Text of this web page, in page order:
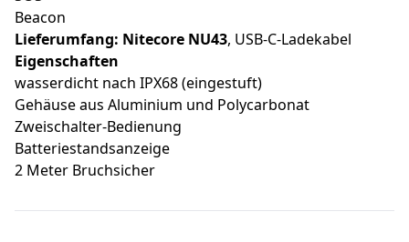
Beacon
Lieferumfang: Nitecore NU43, USB-C-Ladekabel
Eigenschaften
wasserdicht nach IPX68 (eingestuft)
Gehäuse aus Aluminium und Polycarbonat
Zweischalter-Bedienung
Batteriestandsanzeige
2 Meter Bruchsicher